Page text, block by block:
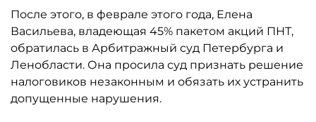
После этого, в феврале этого года, Елена
Васильева, владеющая 45% пакетом акций ПНТ,
обратилась в Арбитражный суд Петербурга и
Ленобласти. Она просила суд признать решение
налоговиков незаконным и обязать их устранить
допущенные нарушения.